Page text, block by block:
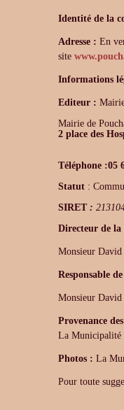
Identité de la
Adresse : En
site
Informations
Editeur :
Mairie de
2 place des
Téléphone :05
Statut:
SIRET:
Directeur de
Monsieur David
Responsable
Monsieur David
Provenance
La Municipalité
Photos : La
Pour toute